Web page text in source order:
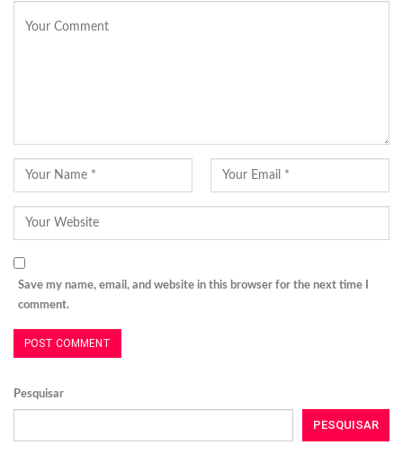
Save my name, email, and website in this browser for the next time I
comment.
Pesquisar
PESQUISAR